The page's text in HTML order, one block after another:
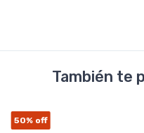
También te
50% off